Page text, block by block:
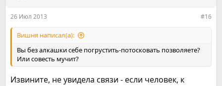
26 Июл 2013 #16
Вишня написал(а):
Вы без алкашки себе погрустить-потосковать позволяете?
Или совесть мучит?
Извините, не увидела связи - если человек, к